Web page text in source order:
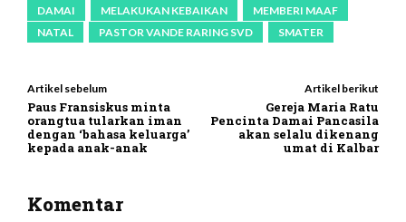
DAMAI MELAKUKAN KEBAIKAN
MEMBERI MAAF
NATAL
PASTOR VANDE RARING SVD SMATER
Artikel sebelum
Paus Fransiskus minta
orangtua tularkan iman
dengan ‘bahasa keluarga’
kepada anak-anak
Artikel berikut
Gereja Maria Ratu
Pencinta Damai Pancasila
akan selalu dikenang
umat di Kalbar
Komentar